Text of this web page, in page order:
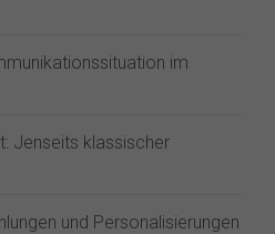
im
Jenseits klassischer
und Personalisierungen